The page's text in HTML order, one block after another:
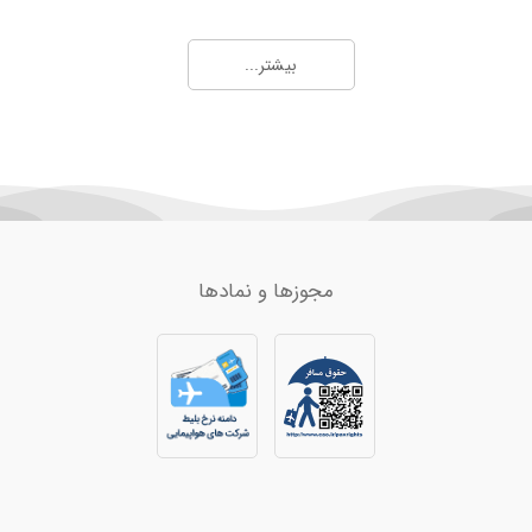
6,702
6,296
بندرعباس 12,220
زابل 7,402
کابل 15,211
مزارشریف 15,373
بیشتر...
مجوزها و نمادها